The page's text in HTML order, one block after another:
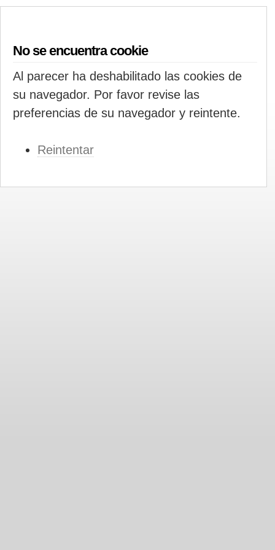
No se encuentra cookie
Al parecer ha deshabilitado las cookies de
su navegador. Por favor revise las
preferencias de su navegador y reintente.
Reintentar